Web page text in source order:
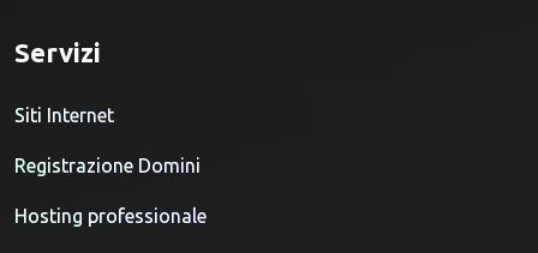
Servizi
Siti Internet
Registrazione Domini
Hosting professionale